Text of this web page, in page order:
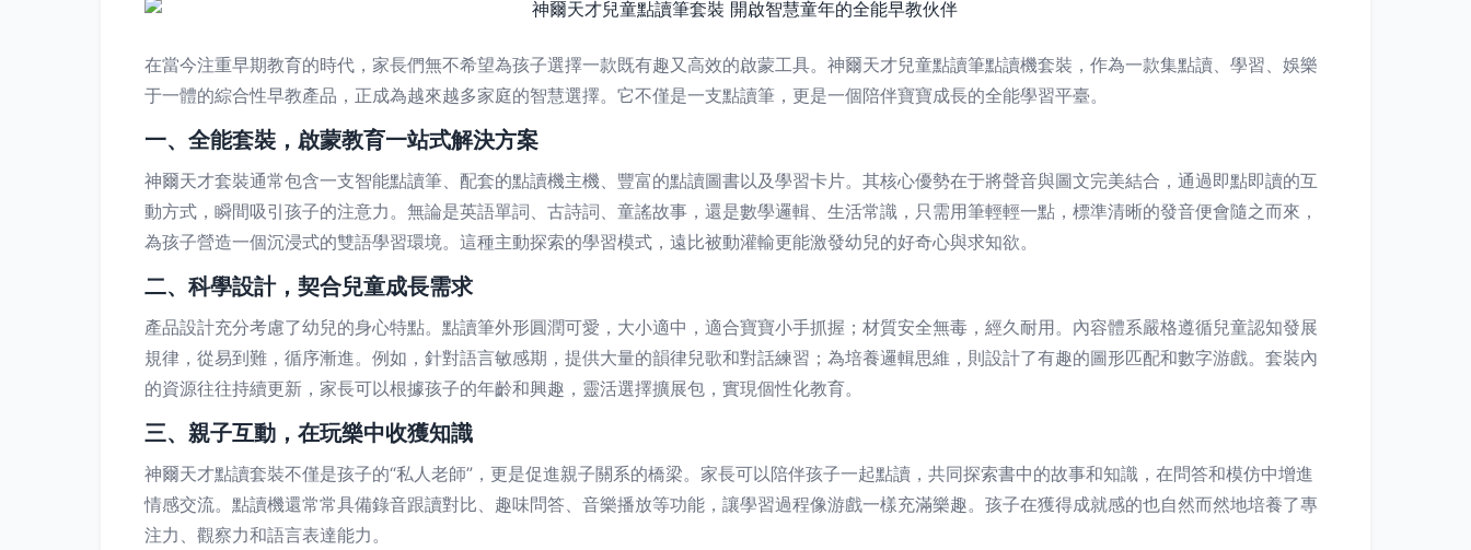
在當今注重早期教育的時代，家長們無不希望為孩子選擇一款既有趣又高效的啟蒙工具。神爾天才兒童點讀筆點讀機套裝，作為一款集點讀、學習、娛樂
于一體的綜合性早教產品，正成為越來越多家庭的智慧選擇。它不僅是一支點讀筆，更是一個陪伴寶寶成長的全能學習平臺。
一、全能套裝，啟蒙教育一站式解決方案
神爾天才套裝通常包含一支智能點讀筆、配套的點讀機主機、豐富的點讀圖書以及學習卡片。其核心優勢在于將聲音與圖文完美結合，通過即點即讀的互
動方式，瞬間吸引孩子的注意力。無論是英語單詞、古詩詞、童謠故事，還是數學邏輯、生活常識，只需用筆輕輕一點，標準清晰的發音便會隨之而來，
為孩子營造一個沉浸式的雙語學習環境。這種主動探索的學習模式，遠比被動灌輸更能激發幼兒的好奇心與求知欲。
二、科學設計，契合兒童成長需求
產品設計充分考慮了幼兒的身心特點。點讀筆外形圓潤可愛，大小適中，適合寶寶小手抓握；材質安全無毒，經久耐用。內容體系嚴格遵循兒童認知發展
規律，從易到難，循序漸進。例如，針對語言敏感期，提供大量的韻律兒歌和對話練習；為培養邏輯思維，則設計了有趣的圖形匹配和數字游戲。套裝內
的資源往往持續更新，家長可以根據孩子的年齡和興趣，靈活選擇擴展包，實現個性化教育。
三、親子互動，在玩樂中收獲知識
神爾天才點讀套裝不僅是孩子的“私人老師”，更是促進親子關系的橋梁。家長可以陪伴孩子一起點讀，共同探索書中的故事和知識，在問答和模仿中增進
情感交流。點讀機還常常具備錄音跟讀對比、趣味問答、音樂播放等功能，讓學習過程像游戲一樣充滿樂趣。孩子在獲得成就感的也自然而然地培養了專
注力、觀察力和語言表達能力。